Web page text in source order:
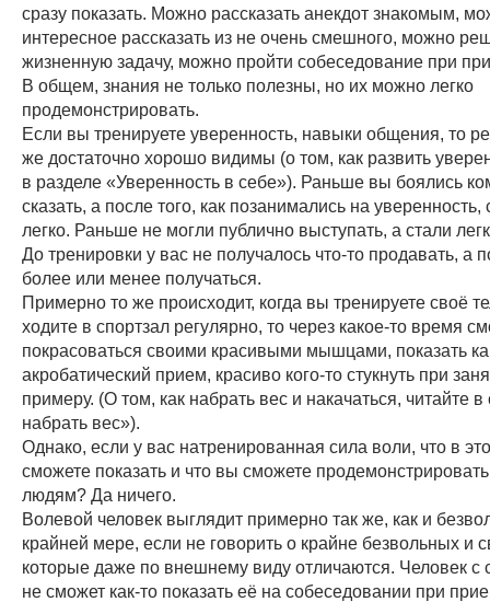
сразу показать. Можно рассказать анекдот знакомым,
интересное рассказать из не очень смешного, можно
жизненную задачу, можно пройти собеседование при
В общем, знания не только полезны, но их можно легко
продемонстрировать.
Если вы тренируете уверенность, навыки общения, то
же достаточно хорошо видимы (о том, как развить
в разделе «Уверенность в себе»). Раньше вы боялись
сказать, а после того, как позанимались на уверенность,
легко. Раньше не могли публично выступать, а стали
До тренировки у вас не получалось что-то продавать, а
более или менее получаться.
Примерно то же происходит, когда вы тренируете своё
ходите в спортзал регулярно, то через какое-то время
покрасоваться своими красивыми мышцами, показать
акробатический прием, красиво кого-то стукнуть при
примеру. (О том, как набрать вес и накачаться, читайте в
набрать вес»).
Однако, если у вас натренированная сила воли, что в
сможете показать и что вы сможете
людям? Да ничего.
Волевой человек выглядит примерно так же, как и
крайней мере, если не говорить о крайне безвольных и
которые даже по внешнему виду отличаются. Человек с
не сможет как-то показать её на собеседовании при